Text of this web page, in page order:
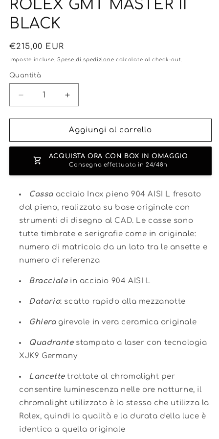
ROLEX GMT MASTER II
BLACK
Prezzo
di
listino
€215,00 EUR
Imposte incluse. Spese di spedizione calcolate al check-out.
Quantità
Diminuisci
quantità
per
GMT
Aumenta
quantità
per
ROLEX
GMT
II
BLACK
Aggiungi al carrello
ACQUISTA ORA CON BOX IN OMAGGIO
Consegna effettuata in 24/48h
Cassa acciaio Inox pieno 904 AISI L fresato
dal pieno, realizzata su base originale con
strumenti di disegno al CAD. Le casse sono
tutte timbrate e serigrafie come in originale:
numero di matricola da un lato tra le ansette e
numero di referenza
Bracciale in acciaio 904 AISI L
Datario: scatto rapido alla mezzanotte
Ghieragirevole in vera ceramica originale
Quadrantestampato a laser con tecnologia
XJK9 Germany
Lancettetrattate al chromalight per
consentire luminescenza nelle ore notturne, il
chromalight utilizzato è lo stesso che utilizza la
Rolex, quindi la qualità e la durata della luce è
identica a quella originale